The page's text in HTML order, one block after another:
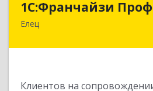
1С:Франчайзи
Елец
Клиентов на